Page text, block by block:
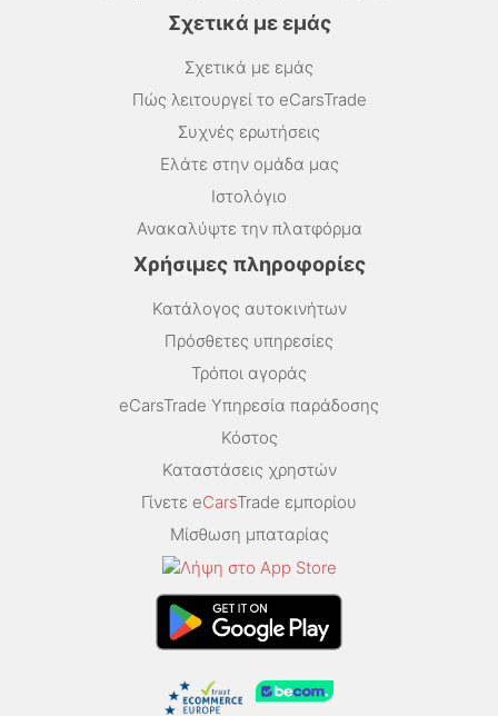
Σχετικά με εμάς
Σχετικά με εμάς
Πώς λειτουργεί το eCarsTrade
Συχνές ερωτήσεις
Ελάτε στην ομάδα μας
Ιστολόγιο
Ανακαλύψτε την πλατφόρμα
Χρήσιμες πληροφορίες
Κατάλογος αυτοκινήτων
Πρόσθετες υπηρεσίες
Τρόποι αγοράς
eCarsTrade Υπηρεσία παράδοσης
Κόστος
Καταστάσεις χρηστών
Γίνετε eCarsTrade εμπορίου
Μίσθωση μπαταρίας